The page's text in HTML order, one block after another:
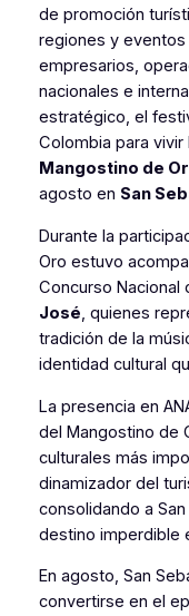
de promoción
regiones y
empresarios,
nacionales e
estratégico, el
Colombia para vivir
Mangostino de
agosto en San
Durante la
Oro estuvo
Concurso Nacional
José, quienes
tradición de la
identidad cultural
La presencia en
del Mangostino de
culturales más
dinamizador del
consolidando a
destino imperdible
En agosto, San
convertirse en el